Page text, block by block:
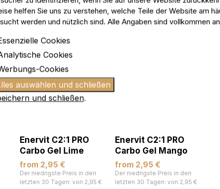
Enervit C2:1 PRO
Carbo Gel Lime
from 2,95 €
Der niedrigste Preis in den
letzten 30 Tagen: von 2,95 €
Enervit C2:1 PRO
Carbo Gel Mango
from 2,95 €
Der niedrigste Preis in den
letzten 30 Tagen: von 2,95 €
helfen Sie uns zu verstehen, welche Teile der Website am
werden und nützlich sind. Alle Angaben sind vollkommen
Cookies
Cookies
Cookies
und schließen.